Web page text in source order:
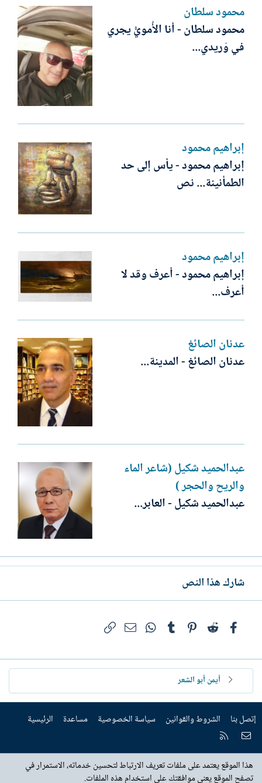
محمود سلطان
محمود سلطان - أنا الأُمويُّ يجري
في وَريدي...
إبراهيم محمود
إبراهيم محمود - يأس إلى حد
الطمأنينة... نص
إبراهيم محمود
إبراهيم محمود - أعرف وقد لا
أعرف...
عدنان الصائغ
عدنان الصائغ - المدينة...
عبدالحميد شكيل (شاعر الماء
والريح والحجر )
عبدالحميد شكيل - العابر...
شارك هذا النص
فيسبوكReddit
Pinterest
Tumblr
WhatsAppالبريد الإلكتروني
أيمن أبو الشعر
إتصل بنا الشروط والقوانين سياسة الخصوصية مساعدة الرئيسية
إتصل بنا
هذا الموقع يعتمد على ملفات تعريف الارتباط لتحسين خدماته، الاستمرار في
تصفح الموقع يعني موافقتك على استخدام هذه الملفات.